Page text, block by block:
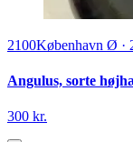
2100København Ø ·
Angulus, sorte
300 kr.